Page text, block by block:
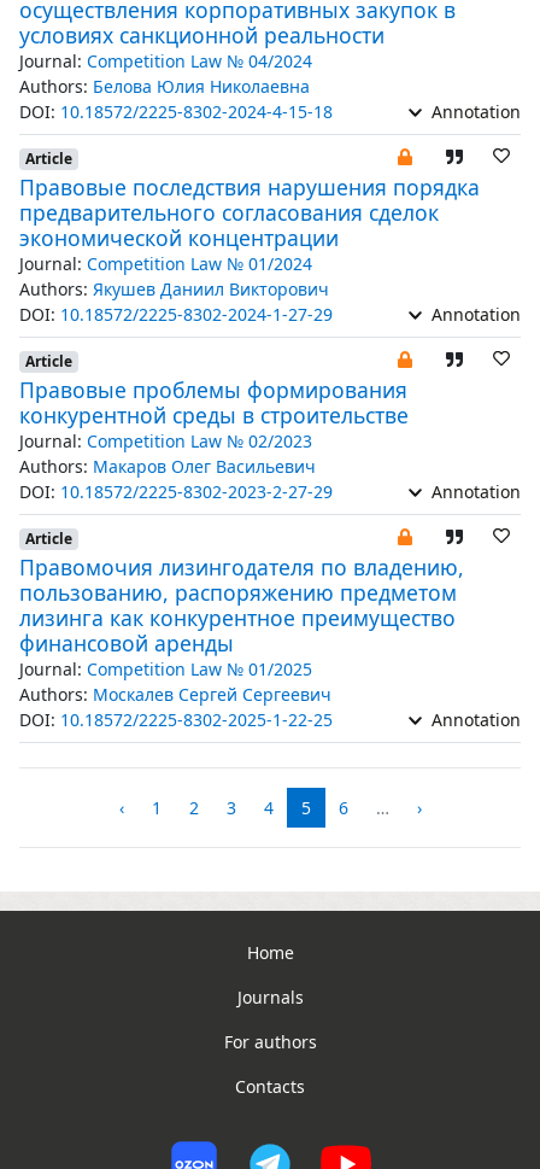
осуществления корпоративных закупок в
условиях санкционной реальности
Journal: Competition Law № 04/2024
Authors: Белова Юлия Николаевна
DOI: 10.18572/2225-8302-2024-4-15-18 Annotation
Article
Правовые последствия нарушения порядка
предварительного согласования сделок
экономической концентрации
Journal: Competition Law № 01/2024
Authors: Якушев Даниил Викторович
DOI: 10.18572/2225-8302-2024-1-27-29 Annotation
Article
Правовые проблемы формирования
конкурентной среды в строительстве
Journal: Competition Law № 02/2023
Authors: Макаров Олег Васильевич
DOI: 10.18572/2225-8302-2023-2-27-29 Annotation
Article
Правомочия лизингодателя по владению,
пользованию, распоряжению предметом
лизинга как конкурентное преимущество
финансовой аренды
Journal: Competition Law № 01/2025
Authors: Москалев Сергей Сергеевич
DOI: 10.18572/2225-8302-2025-1-22-25 Annotation
‹ 1 2 3 4 5 6 … ›
Home
Journals
For authors
Contacts